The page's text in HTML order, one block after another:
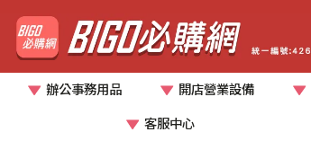
辦公事務用品 開店營業設備
客服中心